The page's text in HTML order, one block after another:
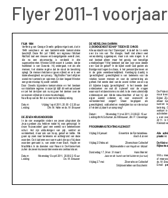
Flyer 2011-1 voorjaar